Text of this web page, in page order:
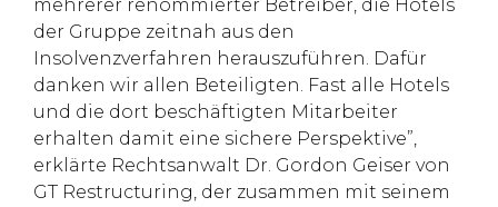
mehrerer renommierter Betreiber, die Hotels
der Gruppe zeitnah aus den
Insolvenzverfahren herauszuführen. Dafür
danken wir allen Beteiligten. Fast alle Hotels
und die dort beschäftigten Mitarbeiter
erhalten damit eine sichere Perspektive”,
erklärte Rechtsanwalt Dr. Gordon Geiser von
GT Restructuring, der zusammen mit seinem